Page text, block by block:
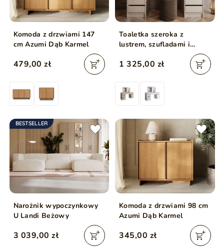
Komoda z drzwiami 147
cm Azumi Dąb Karmel
479,00 zł
Toaletka szeroka z
lustrem, szufladami i
oświetleniem LED Melo
Elite kaszmir połysk
1 325,00 zł
BESTSELLER
Narożnik wypoczynkowy
U Landi Beżowy
3 039,00 zł
Komoda z drzwiami 98 cm
Azumi Dąb Karmel
345,00 zł